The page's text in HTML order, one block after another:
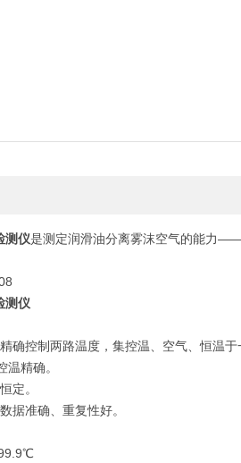
测仪是测定润滑油分离雾沫空气的能力
测仪
确控制两路温度，集控温、空气、恒温于
温精确。
定。
据准确、重复性好。